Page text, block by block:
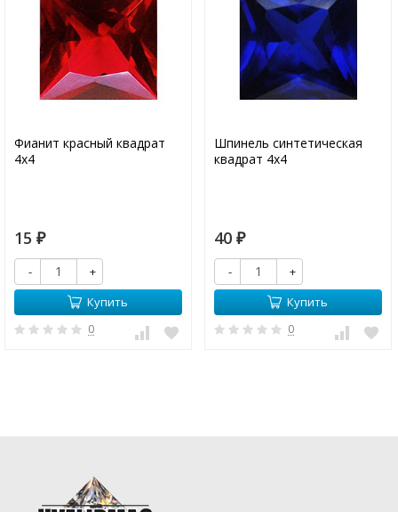
Фианит красный квадрат
4х4
15 ₽
-
+
Купить
0
Шпинель синтетическая
квадрат 4х4
40 ₽
-
+
Купить
0